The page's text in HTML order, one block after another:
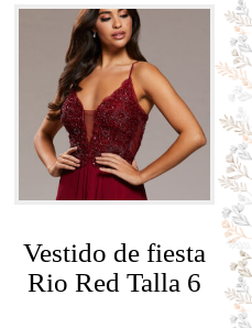
Vestido de fiesta
Rio Red Talla 6